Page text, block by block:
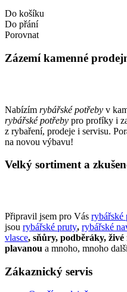
Do košíku
Do přání
Porovnat
Zázemí kamenné
Nabízím rybářské potřeby v
rybářské potřeby pro profíky i
z rybaření, prodeje i servisu.
na novou výbavu!
Velký sortiment a
Připravil jsem pro Vás rybářské
jsou rybářské pruty, rybářské
vlasce, sňůry, podběráky,
plavanou a mnoho, mnoho
Zákaznický servis